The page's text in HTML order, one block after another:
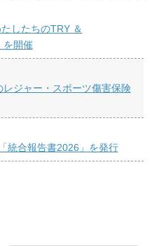
したちのTRY ＆
を開催
ジャー・スポーツ傷害保険
統合報告書2026」を発行